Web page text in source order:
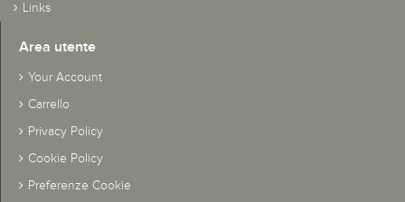
Links
Area utente
Your Account
Carrello
Privacy Policy
Cookie Policy
Preferenze Cookie